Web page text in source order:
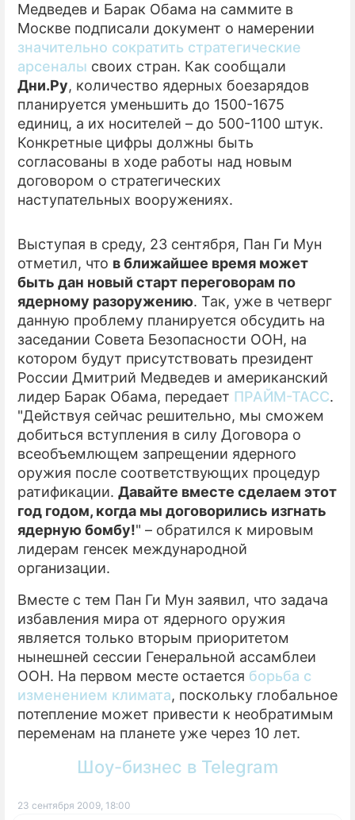
Медведев и Барак Обама на саммите в
Москве подписали документ о намерении
значительно сократить стратегические
арсеналы своих стран. Как сообщали
Дни.Ру, количество ядерных боезарядов
планируется уменьшить до 1500-1675
единиц, а их носителей – до 500-1100 штук.
Конкретные цифры должны быть
согласованы в ходе работы над новым
договором о стратегических
наступательных вооружениях.
Выступая в среду, 23 сентября, Пан Ги Мун
отметил, что в ближайшее время может
быть дан новый старт переговорам по
ядерному разоружению. Так, уже в четверг
данную проблему планируется обсудить на
заседании Совета Безопасности ООН, на
котором будут присутствовать президент
России Дмитрий Медведев и американский
лидер Барак Обама, передает ПРАЙМ-ТАСС.
"Действуя сейчас решительно, мы сможем
добиться вступления в силу Договора о
всеобъемлющем запрещении ядерного
оружия после соответствующих процедур
ратификации. Давайте вместе сделаем этот
год годом, когда мы договорились изгнать
ядерную бомбу!" – обратился к мировым
лидерам генсек международной
организации.
Вместе с тем Пан Ги Мун заявил, что задача
избавления мира от ядерного оружия
является только вторым приоритетом
нынешней сессии Генеральной ассамблеи
ООН. На первом месте остается борьба с
изменением климата, поскольку глобальное
потепление может привести к необратимым
переменам на планете уже через 10 лет.
Шоу-бизнес в Telegram
23 сентября 2009, 18:00